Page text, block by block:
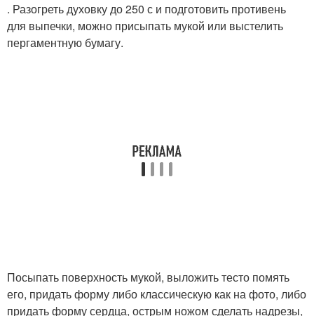
. Разогреть духовку до 250 с и подготовить противень
для выпечки, можно присыпать мукой или выстелить
пергаментную бумагу.
Посыпать поверхность мукой, выложить тесто помять
его, придать форму либо классическую как на фото, либо
придать форму сердца, острым ножом сделать надрезы,